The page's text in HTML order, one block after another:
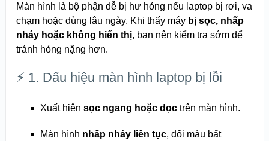
Màn hình là bộ phận dễ bị hư hỏng nếu laptop bị rơi, va
chạm hoặc dùng lâu ngày. Khi thấy máy bị sọc, nhấp
nháy hoặc không hiển thị, bạn nên kiểm tra sớm để
tránh hỏng nặng hơn.
⚡ 1. Dấu hiệu màn hình laptop bị lỗi
Xuất hiện sọc ngang hoặc dọctrên màn hình.
Màn hình nhấp nháy liên tục, đổi màu bất